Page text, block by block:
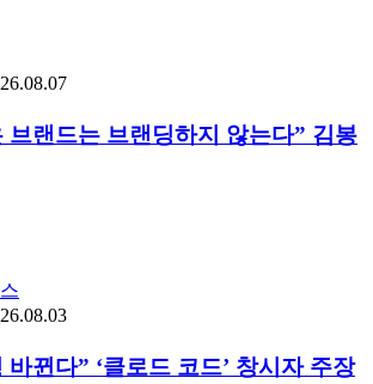
브랜드는 브랜딩하지 않는다” 김봉
바뀐다” ‘클로드 코드’ 창시자 주장